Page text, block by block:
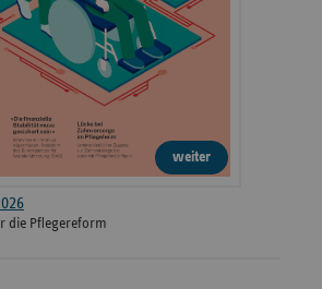
weiter
die Pflegereform